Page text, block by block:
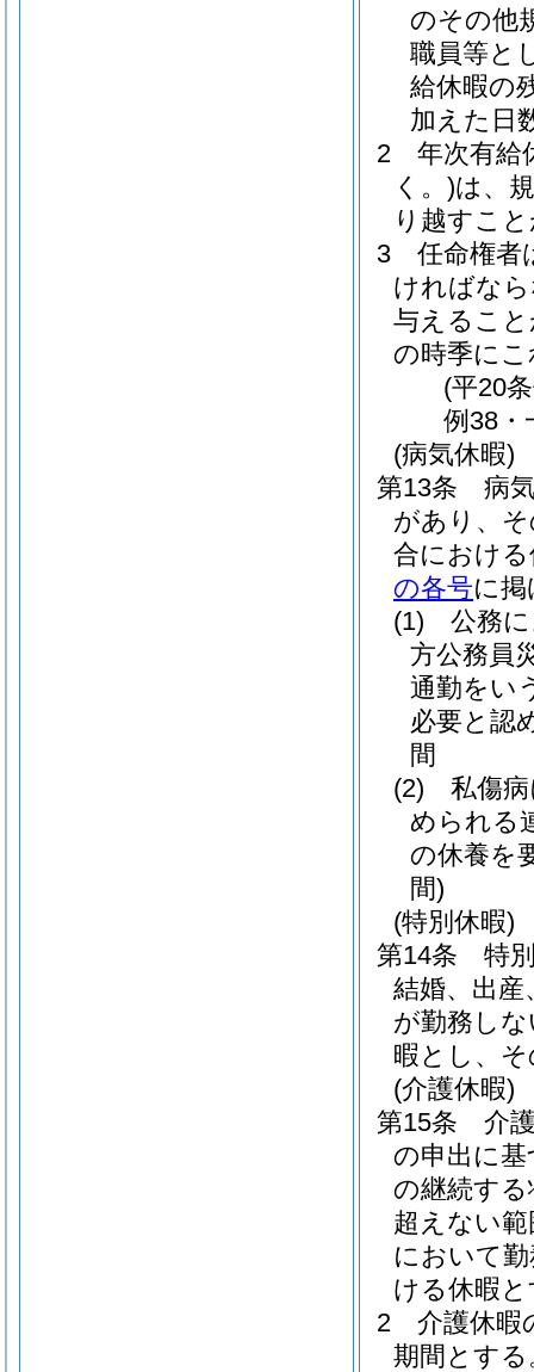
のその他
職員等と
給休暇の
加えた日
2
年次有給
く。)は、
り越すこ
3
任命権者
ければな
与えるこ
の時季に
(平20
例38・
(病気休暇)
第13条
病
があり、
合におけ
の各号に
(1)
公務
方公務員
通勤をい
必要と認
間
(2)
私傷
められる
の休養を
間)
(特別休暇)
第14条
特
結婚、出
が勤務し
暇とし、
(介護休暇)
第15条
介
の申出に
の継続す
超えない
において
ける休暇
2
介護休暇
期間とする